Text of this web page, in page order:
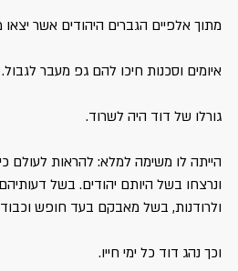
מתוך אלפיים הגברים היהודים אשר
איומים וסכנות חיכו להם גפ מעבר לגבול.
גורלו של דוד היה לשרוד.
הייתה לו משימה למלא: להראות לעולם
ונרצחו בשל היותם יהודים. בשל
ולרודנות, בשל מאבקם בעד חופש
וכך נהג דוד כל ימי חייו.